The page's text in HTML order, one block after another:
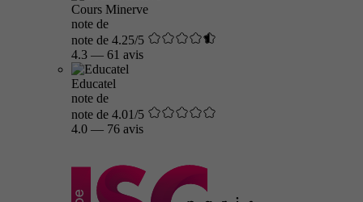
Cours Minerve
note de
note de 4.25/5
4.3 — 61 avis
Educatel
note de
note de 4.01/5
4.0 — 76 avis